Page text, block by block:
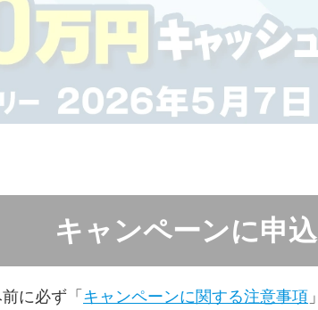
キャンペーンに申
に必ず「 キャンペーンに関する注意事項